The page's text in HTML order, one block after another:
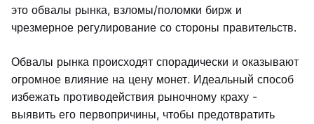
это обвалы рынка, взломы/поломки бирж и
чрезмерное регулирование со стороны правительств.
Обвалы рынка происходят спорадически и оказывают
огромное влияние на цену монет. Идеальный способ
избежать противодействия рыночному краху -
выявить его первопричины, чтобы предотвратить